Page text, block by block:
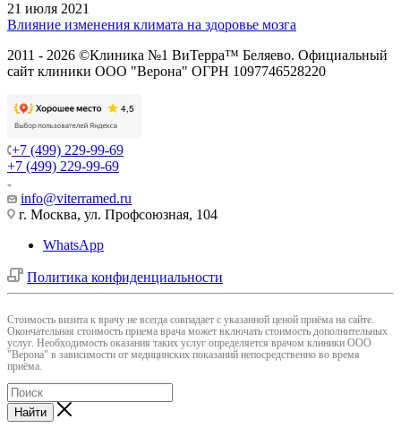
21 июля 2021
Влияние изменения климата на здоровье мозга
2011 - 2026 ©Клиника №1 ВиТерра™ Беляево. Официальный
сайт клиники ООО "Верона" ОГРН 1097746528220
+7 (499) 229-99-69
+7 (499) 229-99-69
info@viterramed.ru
г. Москва, ул. Профсоюзная, 104
WhatsApp
Политика конфиденциальности
Cтоимость визита к врачу не всегда совпадает с указанной ценой приёма на сайте.
Окончательная стоимость приема врача может включать стоимость дополнительных
услуг. Необходимость оказания таких услуг определяется врачом клиники ООО
"Верона" в зависимости от медицинских показаний непосредственно во время
приёма.
Найти